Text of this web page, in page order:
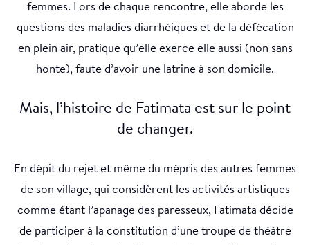
femmes. Lors de chaque rencontre, elle aborde les
questions des maladies diarrhéiques et de la défécation
en plein air, pratique qu’elle exerce elle aussi (non sans
honte), faute d’avoir une latrine à son domicile.
Mais, l’histoire de Fatimata est sur le point
de changer.
En dépit du rejet et même du mépris des autres femmes
de son village, qui considèrent les activités artistiques
comme étant l’apanage des paresseux, Fatimata décide
de participer à la constitution d’une troupe de théâtre